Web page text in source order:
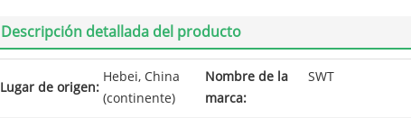
Descripción detallada del producto
Lugar de origen:
Hebei, China
(continente)
Nombre de la
marca:
SWT